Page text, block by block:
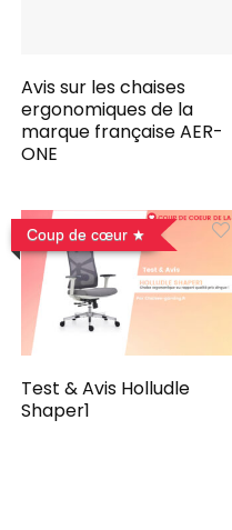
Avis sur les chaises
ergonomiques de la
marque française AER-
ONE
Coup de cœur
Test & Avis Holludle
Shaper1